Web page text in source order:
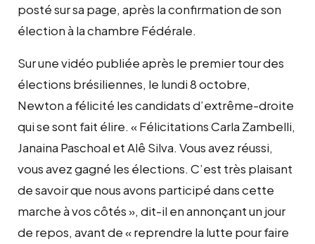
posté sur sa page, après la confirmation de son
élection à la chambre Fédérale.
Sur une vidéo publiée après le premier tour des
élections brésiliennes, le lundi 8 octobre,
Newton a félicité les candidats d’extrême-droite
qui se sont fait élire. « Félicitations Carla Zambelli,
Janaina Paschoal et Alê Silva. Vous avez réussi,
vous avez gagné les élections. C’est très plaisant
de savoir que nous avons participé dans cette
marche à vos côtés », dit-il en annonçant un jour
de repos, avant de « reprendre la lutte pour faire